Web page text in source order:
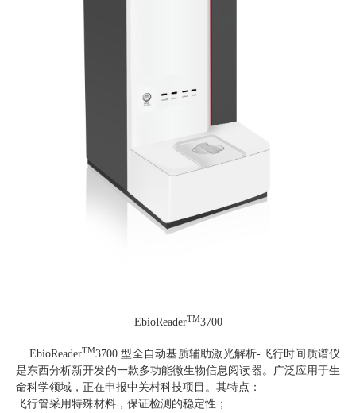
EbioReaderTM3700
EbioReaderTM3700 型全自动基质辅助激光解析-飞行时间质谱仪
是东西分析新开发的一款多功能微生物信息阅读器。广泛应用于生
命科学领域，正在申报中关村科技项目。其特点：
飞行管采用特殊材料，保证检测的稳定性；